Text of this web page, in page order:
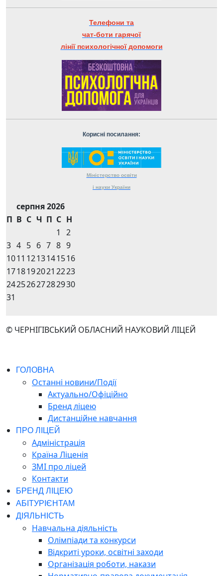
Телефони та
чат-боти гарячої
лінії психологічної допомоги
Корисні посилання:
Міністерство освіти
і науки України
серпня 2026
П В С Ч П С Н
1
2
3 4 5 6 7 8 9
1011 1213141516
1718192021 2223
24252627282930
31
© ЧЕРНІГІВСЬКИЙ ОБЛАСНИЙ НАУКОВИЙ ЛІЦЕЙ
ГОЛОВНА
Останні новини/Події
Актуально/Офіційно
Бренд ліцею
Дистанційне навчання
ПРО ЛІЦЕЙ
Адміністрація
Країна Ліценія
ЗМІ про ліцей
Контакти
БРЕНД ЛІЦЕЮ
АБІТУРІЄНТАМ
ДІЯЛЬНІСТЬ
Навчальна діяльність
Олімпіади та конкурси
Відкриті уроки, освітні заходи
Організація роботи, накази